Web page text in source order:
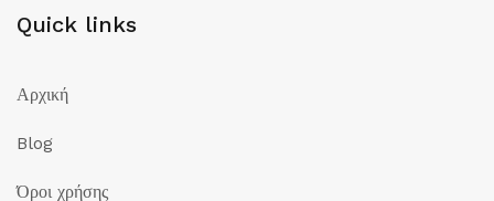
Quick links
Αρχική
Blog
Όροι χρήσης